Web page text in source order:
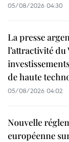
05/08/2026 04:30
La presse
l’attractivité
de haute
05/08/2026 04:02
Nouvelle
européenne